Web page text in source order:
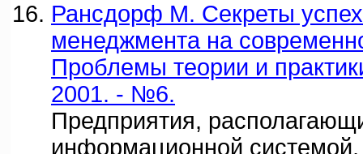
Рансдорф М. Секреты
менеджмента на
Проблемы теории и
2001. - №6.
Предприятия,
информационной